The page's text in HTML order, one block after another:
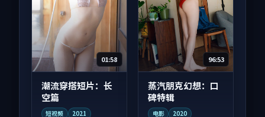
01:58
潮流穿搭短片：长
空篇
短视频 2021
96:53
蒸汽朋克幻想：口
碑特辑
电影 2020